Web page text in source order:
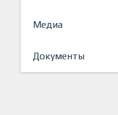
Медиа
Документы